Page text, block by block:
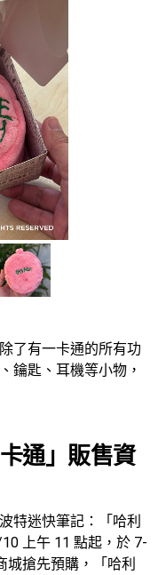
了有一卡通的所有功
鑰匙、耳機等小物，
通」販售資
特迷快筆記：「哈利
上午 11 點起，於 7-
城搶先預購，「哈利